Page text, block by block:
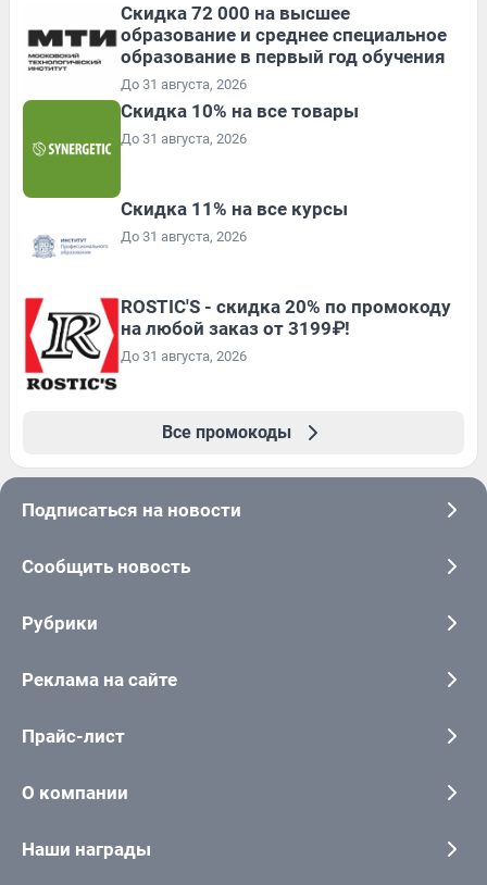
Скидка 72 000 на высшее
образование и среднее специальное
образование в первый год обучения
До 31 августа, 2026
Скидка 10% на все товары
До 31 августа, 2026
Скидка 11% на все курсы
До 31 августа, 2026
ROSTIC'S - скидка 20% по промокоду
на любой заказ от 3199₽!
До 31 августа, 2026
Все промокоды
Подписаться на новости
Сообщить новость
Рубрики
Реклама на сайте
Прайс-лист
О компании
Наши награды